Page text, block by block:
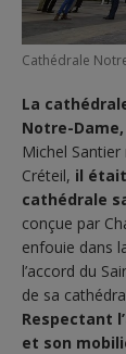
Cathédrale
La
Notre-Dame,
Michel
Créteil, il
cathédrale
conçue par
enfouie dans
l’accord du
de sa
Respectant
et son